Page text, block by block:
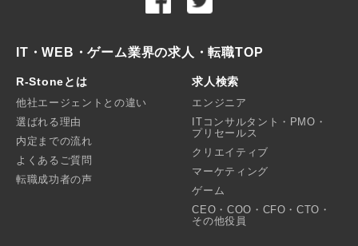
IT・WEB・ゲーム業界の求人・転職TOP
R-Stoneとは
他社エージェントとの違い
選ばれる理由
内定までの流れ
よくあるご質問
転職成功者の声
求人検索
エンジニア
ITコンサルタント・PMO・
プリセールス
クリエイティブ
マーケティング
ゲーム
CEO・COO・CFO・CTO・
その他役員